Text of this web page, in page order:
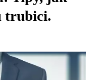
trubici.